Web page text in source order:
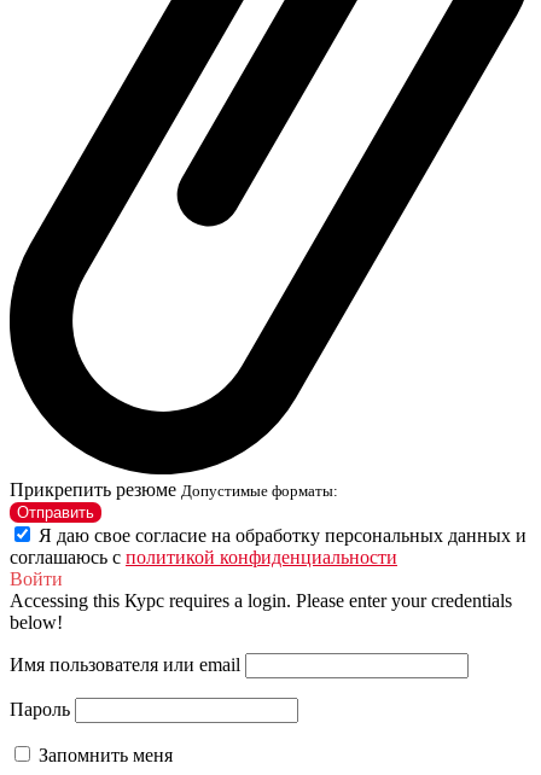
Прикрепить резюме Допустимые форматы:
Отправить
Я даю свое согласие на обработку персональных данных и
соглашаюсь с политикой конфиденциальности
Войти
Accessing this Курс requires a login. Please enter your credentials
below!
Имя пользователя или email
Пароль
Запомнить меня